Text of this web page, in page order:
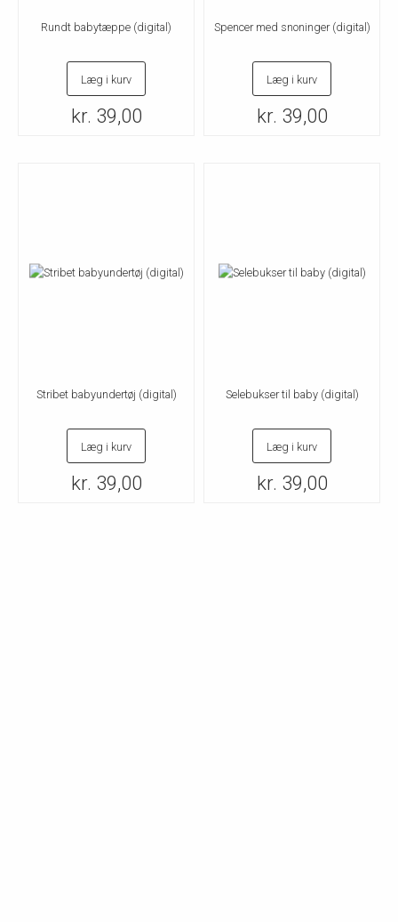
Rundt babytæppe (digital)
Læg i kurv
kr. 39,00
Spencer med snoninger (digital)
Læg i kurv
kr. 39,00
Stribet babyundertøj (digital)
Læg i kurv
kr. 39,00
Selebukser til baby (digital)
Læg i kurv
kr. 39,00